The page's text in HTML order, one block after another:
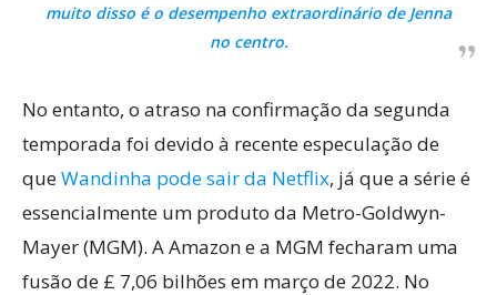
muito disso é o desempenho extraordinário de Jenna
no centro.
No entanto, o atraso na confirmação da segunda
temporada foi devido à recente especulação de
queWandinha pode sair da Netflix, já que a série é
essencialmente um produto da Metro-Goldwyn-
Mayer (MGM). A Amazon e a MGM fecharam uma
fusão de £ 7,06 bilhões em março de 2022. No